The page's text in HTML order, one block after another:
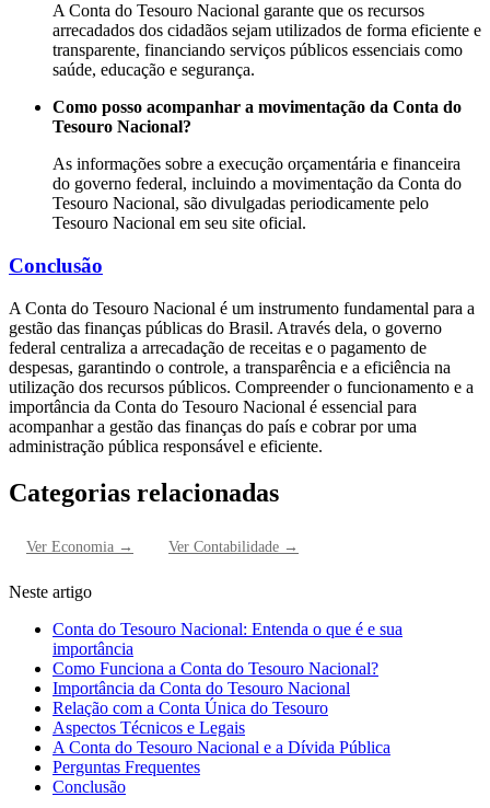
A Conta do Tesouro Nacional garante que os recursos
arrecadados dos cidadãos sejam utilizados de forma eficiente e
transparente, financiando serviços públicos essenciais como
saúde, educação e segurança.
Como posso acompanhar a movimentação da Conta do
Tesouro Nacional?
As informações sobre a execução orçamentária e financeira
do governo federal, incluindo a movimentação da Conta do
Tesouro Nacional, são divulgadas periodicamente pelo
Tesouro Nacional em seu site oficial.
Conclusão
A Conta do Tesouro Nacional é um instrumento fundamental para a
gestão das finanças públicas do Brasil. Através dela, o governo
federal centraliza a arrecadação de receitas e o pagamento de
despesas, garantindo o controle, a transparência e a eficiência na
utilização dos recursos públicos. Compreender o funcionamento e a
importância da Conta do Tesouro Nacional é essencial para
acompanhar a gestão das finanças do país e cobrar por uma
administração pública responsável e eficiente.
Categorias relacionadas
Ver Economia → Ver Contabilidade →
Neste artigo
Conta do Tesouro Nacional: Entenda o que é e sua
importância
Como Funciona a Conta do Tesouro Nacional?
Importância da Conta do Tesouro Nacional
Relação com a Conta Única do Tesouro
Aspectos Técnicos e Legais
A Conta do Tesouro Nacional e a Dívida Pública
Perguntas Frequentes
Conclusão